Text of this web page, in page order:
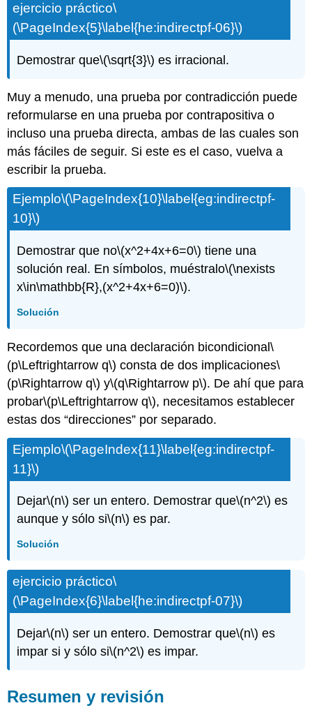
ejercicio práctico\
(\PageIndex{5}\label{he:indirectpf-06}\)
Demostrar que\(\sqrt{3}\) es irracional.
Muy a menudo, una prueba por contradicción puede
reformularse en una prueba por contrapositiva o
incluso una prueba directa, ambas de las cuales son
más fáciles de seguir. Si este es el caso, vuelva a
escribir la prueba.
Ejemplo\(\PageIndex{10}\label{eg:indirectpf-
10}\)
Demostrar que no\(x^2+4x+6=0\) tiene una
solución real. En símbolos, muéstralo\(\nexists
x\in\mathbb{R},(x^2+4x+6=0)\).
Solución
Recordemos que una declaración bicondicional\
(p\Leftrightarrow q\) consta de dos implicaciones\
(p\Rightarrow q\) y\(q\Rightarrow p\). De ahí que para
probar\(p\Leftrightarrow q\), necesitamos establecer
estas dos “direcciones” por separado.
Ejemplo\(\PageIndex{11}\label{eg:indirectpf-
11}\)
Dejar\(n\) ser un entero. Demostrar que\(n^2\) es
aunque y sólo si\(n\) es par.
Solución
ejercicio práctico\
(\PageIndex{6}\label{he:indirectpf-07}\)
Dejar\(n\) ser un entero. Demostrar que\(n\) es
impar si y sólo si\(n^2\) es impar.
Resumen y revisión